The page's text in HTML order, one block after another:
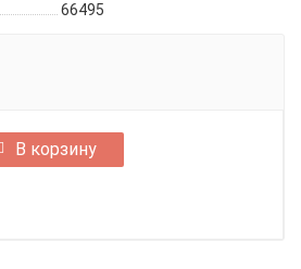
66495
В корзину